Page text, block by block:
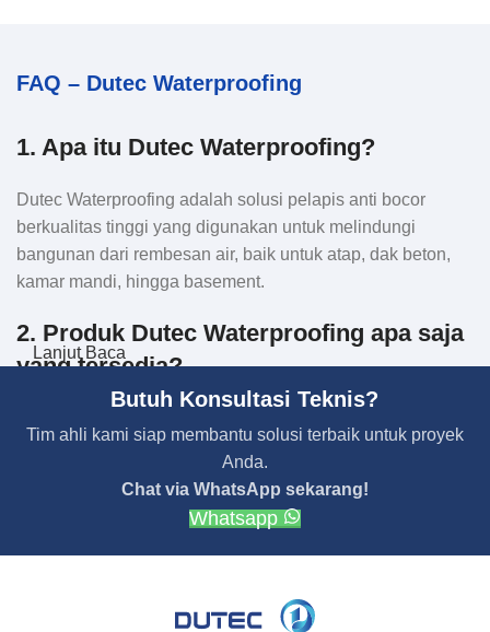
FAQ – Dutec Waterproofing
1. Apa itu Dutec Waterproofing?
Dutec Waterproofing adalah solusi pelapis anti bocor
berkualitas tinggi yang digunakan untuk melindungi
bangunan dari rembesan air, baik untuk atap, dak beton,
kamar mandi, hingga basement.
2. Produk Dutec Waterproofing apa saja
yang tersedia?
Membran Bakar, Membran Tempel, Membran Granule
(Polyethylene, SBS, Thermal, Aluminium).
Cairan Waterproofing (polyurethane, primer, semen cair,
Lanjut Baca
Butuh Konsultasi Teknis?
Tim ahli kami siap membantu solusi terbaik untuk proyek
Anda.
Chat via WhatsApp sekarang!
Whatsapp